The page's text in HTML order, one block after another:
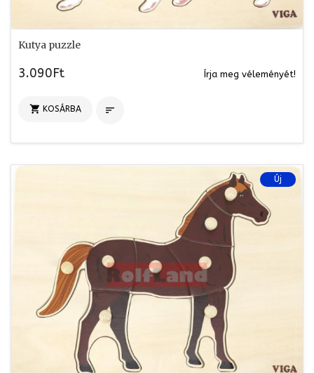
Kutya puzzle
3.090Ft Írja meg véleményét!
 KOSÁRBA 
Új